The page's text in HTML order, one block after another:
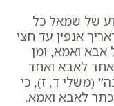
של שמאל כל
אנפין עד חצי
אבא ואמא, ומן
אחד לאבא ואחד
” (משלי ד, ז), כי
לאבא ואמא.